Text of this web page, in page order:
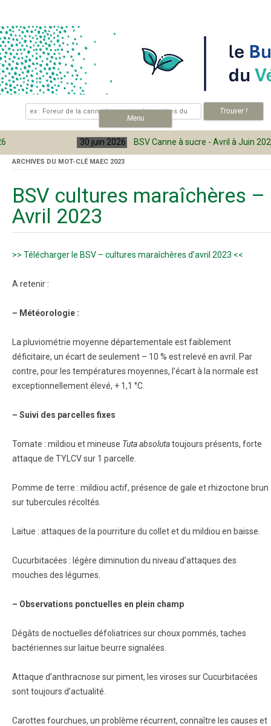
Menu
.
30 juin 2026 BSV Canne à sucre - Avril à Juin 2026
ARCHIVES DU MOT-CLÉ MAEC 2023
BSV cultures maraîchères –
Avril 2023
>> Télécharger le BSV – cultures maraîchères d’avril 2023 <<
A retenir :
– Météorologie :
La pluviométrie moyenne départementale est faiblement
déficitaire, un écart de seulement – 10 % est relevé en avril. Par
contre, pour les températures moyennes, l’écart à la normale est
exceptionnellement élevé, + 1,1 °C.
– Suivi des parcelles fixes
Tomate : mildiou et mineuse Tuta absolutatoujours présents, forte
attaque de TYLCV sur 1 parcelle.
Pomme de terre : mildiou actif, présence de gale et rhizoctone brun
sur tubercules récoltés.
Laitue : attaques de la pourriture du collet et du mildiou en baisse.
Cucurbitacées : légère diminution du niveau d’attaques des
mouches des légumes.
– Observations ponctuelles en plein champ
Dégâts de noctuelles défoliatrices sur choux pommés, taches
bactériennes sur laitue beurre signalées.
Attaque d’anthracnose sur piment, les viroses sur Cucurbitacées
sont toujours d’actualité.
Carottes fourchues, un problème récurrent, connaître les causes et